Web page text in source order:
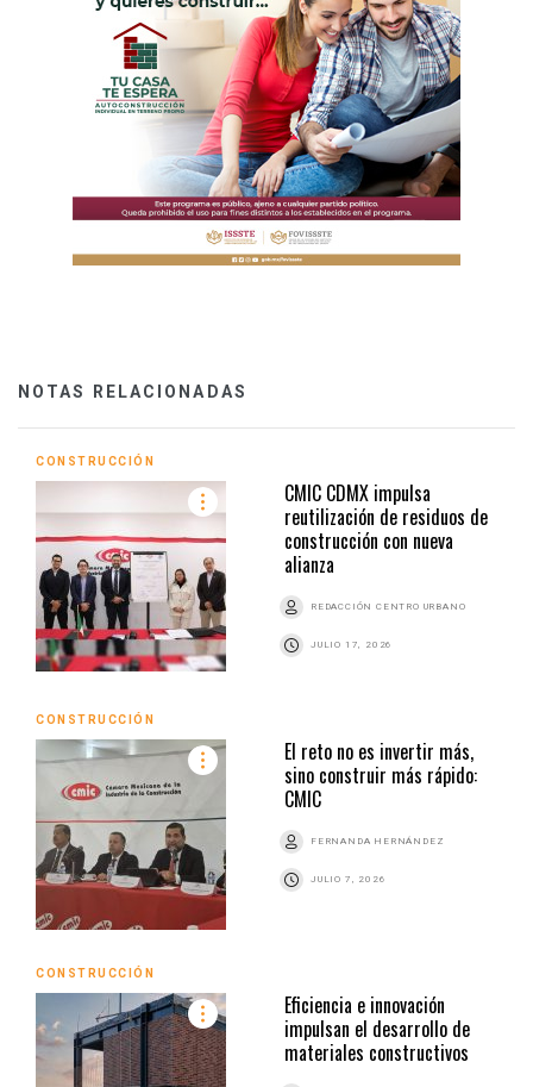
NOTAS RELACIONADAS
CONSTRUCCIÓN
CMIC CDMX impulsa
reutilización de residuos de
construcción con nueva
alianza
REDACCIÓN CENTRO URBANO
JULIO 17, 2026
CONSTRUCCIÓN
El reto no es invertir más,
sino construir más rápido:
CMIC
FERNANDA HERNÁNDEZ
JULIO 7, 2026
CONSTRUCCIÓN
Eficiencia e innovación
impulsan el desarrollo de
materiales constructivos